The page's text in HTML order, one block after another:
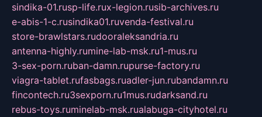
sindika-01.rusp-life.rux-legion.rusib-archives.ru
e-abis-1-c.rusindika01.ruvenda-festival.ru
store-brawlstars.rudooraleksandria.ru
antenna-highly.rumine-lab-msk.ru1-mus.ru
3-sex-porn.ruban-damn.rupurse-factory.ru
viagra-tablet.rufasbags.ruadler-jun.rubandamn.ru
fincontech.ru3sexporn.ru1mus.rudarksand.ru
rebus-toys.ruminelab-msk.rualabuga-cityhotel.ru